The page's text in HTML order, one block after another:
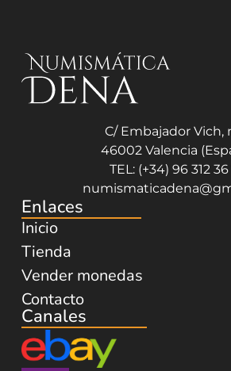
C/ Embajador Vich,
46002 Valencia
TEL: (+34) 96 312
Enlaces
Inicio
Tienda
Vender monedas
Contacto
Canales